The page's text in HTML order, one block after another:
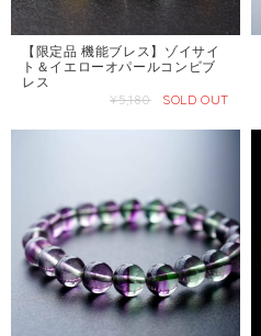
【限定品 機能ブレス】ゾイサイ
ト＆イエローオパールコンビブ
レス
¥5,180
SOLD OUT